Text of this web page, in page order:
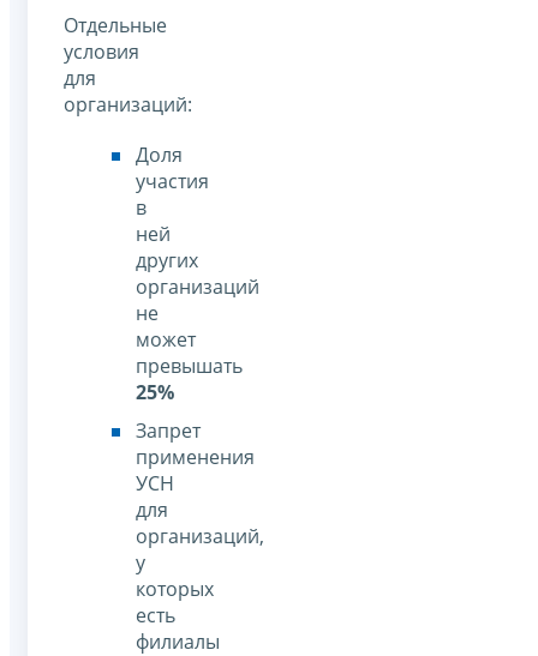
Отдельные
условия
для
организаций:
Доля
участия
в
ней
других
организаций
не
может
превышать
25%
Запрет
применения
УСН
для
организаций,
у
которых
есть
филиалы